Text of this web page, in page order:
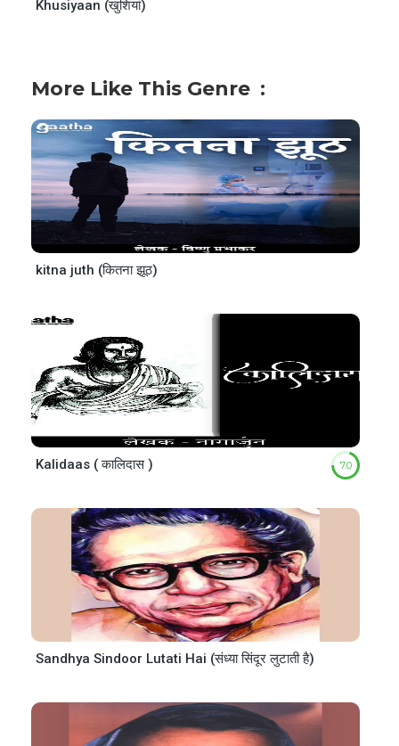
Khusiyaan (खुशियां)
More Like This Genre
kitna juth (कितना झूठ)
Kalidaas ( कालिदास ) 7.0
Sandhya Sindoor Lutati Hai (संध्या सिंदूर लुटाती है)